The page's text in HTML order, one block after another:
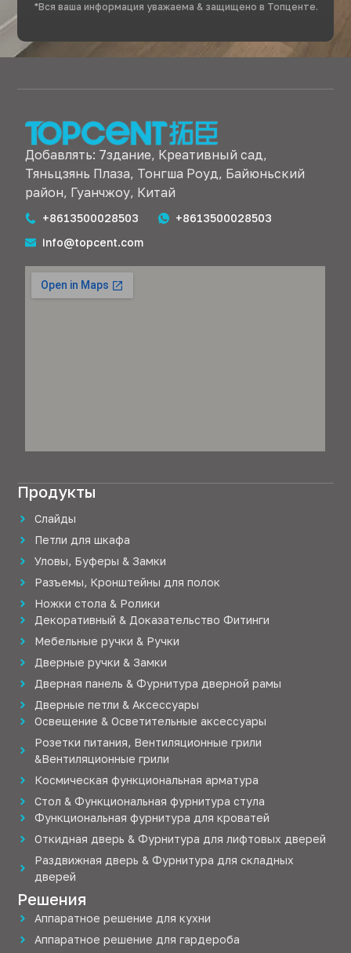
*Вся ваша информация уважаема & защищено в Топценте.
Добавлять: 7здание, Креативный сад,
Тяньцзянь Плаза, Тонгша Роуд, Байюньский
район, Гуанчжоу, Китай
+8613500028503
+8613500028503
info@topcent.com
Продукты
Слайды
Петли для шкафа
Уловы, Буферы & Замки
Разъемы, Кронштейны для полок
Ножки стола & Ролики
Декоративный & Доказательство Фитинги
Мебельные ручки & Ручки
Дверные ручки & Замки
Дверная панель & Фурнитура дверной рамы
Дверные петли & Аксессуары
Освещение & Осветительные аксессуары
Розетки питания, Вентиляционные грили
&Вентиляционные грили
Космическая функциональная арматура
Стол & Функциональная фурнитура стула
Функциональная фурнитура для кроватей
Откидная дверь & Фурнитура для лифтовых дверей
Раздвижная дверь & Фурнитура для складных
дверей
Решения
Аппаратное решение для кухни
Аппаратное решение для гардероба